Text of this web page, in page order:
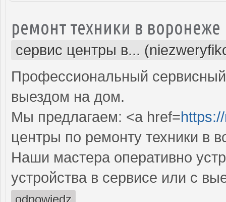
ремонт техники в воронеже
сервис центры в...
Профессиональный
выездом на дом.
Мы предлагаем: <a href=
центры по ремонту техники в
Наши мастера оперативно
устройства в сервисе или с
odpowiedz